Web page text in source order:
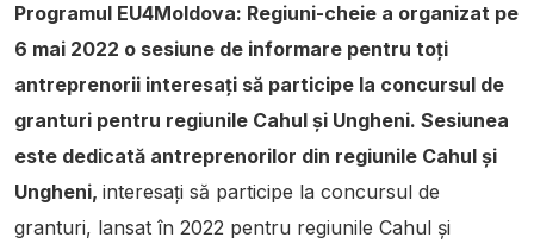
Programul EU4Moldova: Regiuni-cheie a organizat pe
6 mai 2022 o sesiune de informare pentru toți
antreprenorii interesați să participe la concursul de
granturi pentru regiunile Cahul și Ungheni. Sesiunea
este dedicată antreprenorilor din regiunile Cahul și
Ungheni, interesați să participe la concursul de
granturi, lansat în 2022 pentru regiunile Cahul și